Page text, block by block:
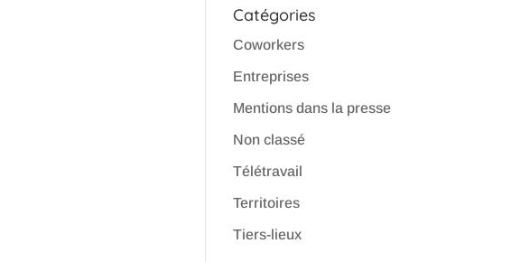
Catégories
Coworkers
Entreprises
Mentions dans la presse
Non classé
Télétravail
Territoires
Tiers-lieux